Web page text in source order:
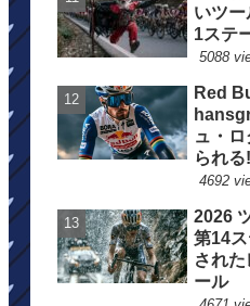
いツ
1ステ
5088
Red
ュ・
られる!
4692
2026
第14
され
ール